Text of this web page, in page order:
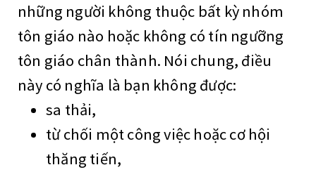
những người không thuộc bất kỳ nhóm
tôn giáo nào hoặc không có tín ngưỡng
tôn giáo chân thành. Nói chung, điều
này có nghĩa là bạn không được:
sa thải,
từ chối một công việc hoặc cơ hội
thăng tiến,